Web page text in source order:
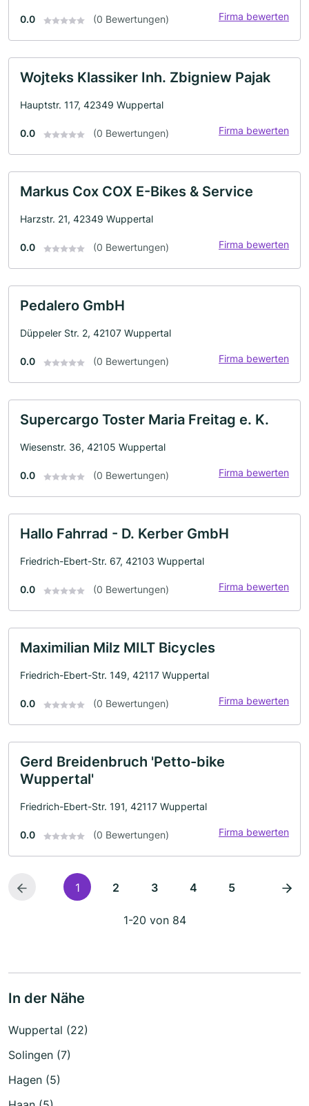
0.0 (0 Bewertungen) Firma bewerten
Wojteks Klassiker Inh. Zbigniew Pajak
Hauptstr. 117, 42349 Wuppertal
0.0 (0 Bewertungen) Firma bewerten
Markus Cox COX E-Bikes & Service
Harzstr. 21, 42349 Wuppertal
0.0 (0 Bewertungen) Firma bewerten
Pedalero GmbH
Düppeler Str. 2, 42107 Wuppertal
0.0 (0 Bewertungen) Firma bewerten
Supercargo Toster Maria Freitag e. K.
Wiesenstr. 36, 42105 Wuppertal
0.0 (0 Bewertungen) Firma bewerten
Hallo Fahrrad - D. Kerber GmbH
Friedrich-Ebert-Str. 67, 42103 Wuppertal
0.0 (0 Bewertungen) Firma bewerten
Maximilian Milz MILT Bicycles
Friedrich-Ebert-Str. 149, 42117 Wuppertal
0.0 (0 Bewertungen) Firma bewerten
Gerd Breidenbruch 'Petto-bike
Wuppertal'
Friedrich-Ebert-Str. 191, 42117 Wuppertal
0.0 (0 Bewertungen) Firma bewerten
1 2 3 4 5
1-20 von 84
In der Nähe
Wuppertal (22)
Solingen (7)
Hagen (5)